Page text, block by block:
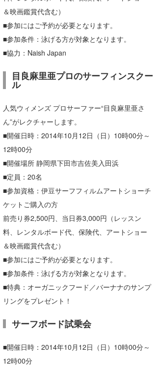
＆映画鑑賞代含む）
■参加にはご予約が必要となります。
■参加条件：泳げる方が対象となります。
■協力：Naish Japan
目良麻里亜プロのサーフィンスクー
ル
人気ウィメンズ プロサーファー“目良麻里亜さ
ん”がレクチャーします。
■開催日時：2014年10月12日（日）10時00分～
12時00分
■開催場所 静岡県下田市吉佐美入田浜
■定員：20名
■参加資格：伊豆サーフフィルムアートショーチ
ケットご購入の方
前売り券2,500円、当日券3,000円（レッスン
料、レンタルボード代、保険代、アートショー
＆映画鑑賞代含む）
■参加にはご予約が必要となります。
■参加条件：泳げる方が対象となります。
■特典：オーガニックフード／バーナナのサンプ
リングをプレゼント！
サーフボード試乗会
■開催日時：2014年10月12日（日）10時00分～
12時00分